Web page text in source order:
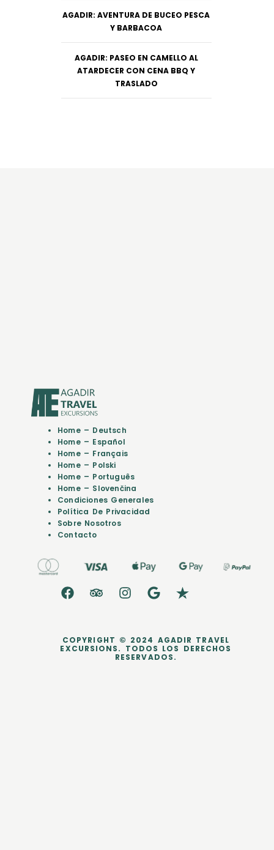
AGADIR: AVENTURA DE BUCEO PESCA
Y BARBACOA
AGADIR: PASEO EN CAMELLO AL
ATARDECER CON CENA BBQ Y
TRASLADO
Home – Deutsch
Home – Español
Home – Français
Home – Polski
Home – Português
Home – Slovenčina
Condiciones Generales
Política De Privacidad
Sobre Nosotros
Contacto
COPYRIGHT © 2024 AGADIR TRAVEL
EXCURSIONS. TODOS LOS DERECHOS
RESERVADOS.